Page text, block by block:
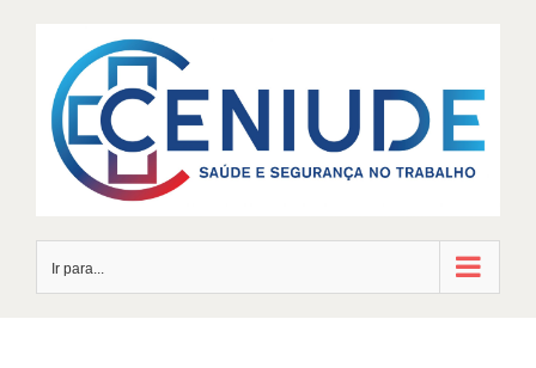
content
Ir para...